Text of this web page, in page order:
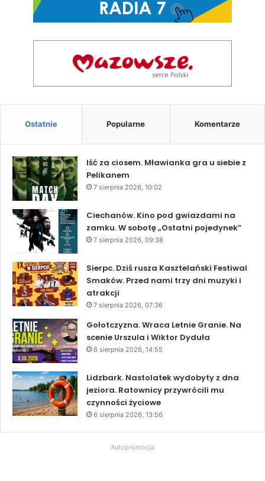
Ostatnie Popularne Komentarze
Iść za ciosem. Mławianka gra u siebie z
Pelikanem
7 sierpnia 2026, 10:02
Ciechanów. Kino pod gwiazdami na
zamku. W sobotę „Ostatni pojedynek”
7 sierpnia 2026, 09:38
Sierpc. Dziś rusza Kasztelański Festiwal
Smaków. Przed nami trzy dni muzyki i
atrakcji
7 sierpnia 2026, 07:36
Gołotczyzna. Wraca Letnie Granie. Na
scenie Urszula i Wiktor Dyduła
6 sierpnia 2026, 14:55
Lidzbark. Nastolatek wydobyty z dna
jeziora. Ratownicy przywrócili mu
czynności życiowe
6 sierpnia 2026, 13:56
Autopromocja